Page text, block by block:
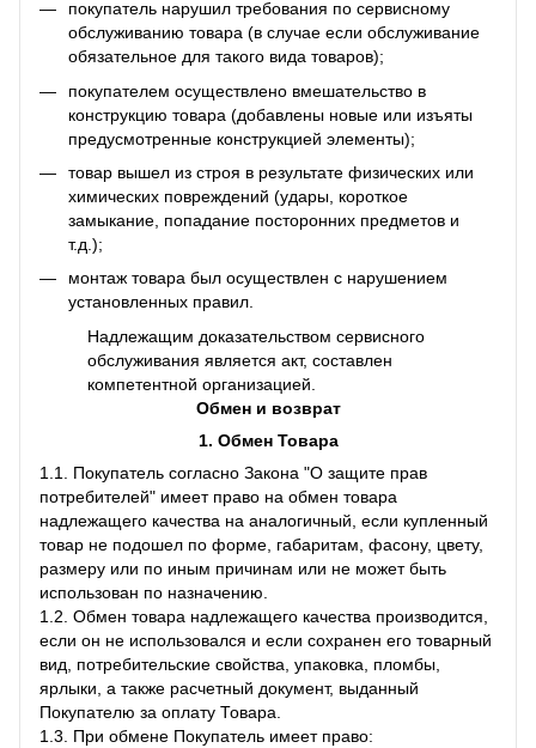
покупатель нарушил требования по сервисному
обслуживанию товара (в случае если обслуживание
обязательное для такого вида товаров);
покупателем осуществлено вмешательство в
конструкцию товара (добавлены новые или изъяты
предусмотренные конструкцией элементы);
товар вышел из строя в результате физических или
химических повреждений (удары, короткое
замыкание, попадание посторонних предметов и
т.д.);
монтаж товара был осуществлен с нарушением
установленных правил.
Надлежащим доказательством сервисного
обслуживания является акт, составлен
компетентной организацией.
Обмен и возврат
1. Обмен Товара
1.1. Покупатель согласно Закона "О защите прав
потребителей" имеет право на обмен товара
надлежащего качества на аналогичный, если купленный
товар не подошел по форме, габаритам, фасону, цвету,
размеру или по иным причинам или не может быть
использован по назначению.
1.2. Обмен товара надлежащего качества производится,
если он не использовался и если сохранен его товарный
вид, потребительские свойства, упаковка, пломбы,
ярлыки, а также расчетный документ, выданный
Покупателю за оплату Товара.
1.3. При обмене Покупатель имеет право: